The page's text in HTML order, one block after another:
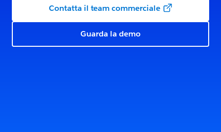
Contatta il team commerciale
Guarda la demo